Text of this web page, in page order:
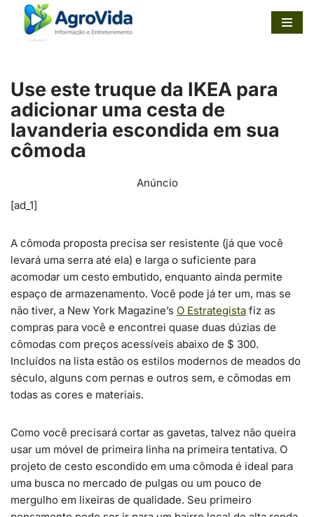
Pular
conteúdo
Use este truque da IKEA para
adicionar uma cesta de
lavanderia escondida em sua
cômoda
Anúncio
[ad_1]
A cômoda proposta precisa ser resistente (já que você
levará uma serra até ela) e larga o suficiente para
acomodar um cesto embutido, enquanto ainda permite
espaço de armazenamento. Você pode já ter um, mas se
não tiver, a New York Magazine’s O Estrategista fiz as
compras para você e encontrei quase duas dúzias de
cômodas com preços acessíveis abaixo de $ 300.
Incluídos na lista estão os estilos modernos de meados do
século, alguns com pernas e outros sem, e cômodas em
todas as cores e materiais.
Como você precisará cortar as gavetas, talvez não queira
usar um móvel de primeira linha na primeira tentativa. O
projeto de cesto escondido em uma cômoda é ideal para
uma busca no mercado de pulgas ou um pouco de
mergulho em lixeiras de qualidade. Seu primeiro